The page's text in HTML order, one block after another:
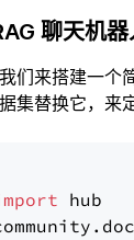
聊天机器
们来搭建一个
集替换它，来